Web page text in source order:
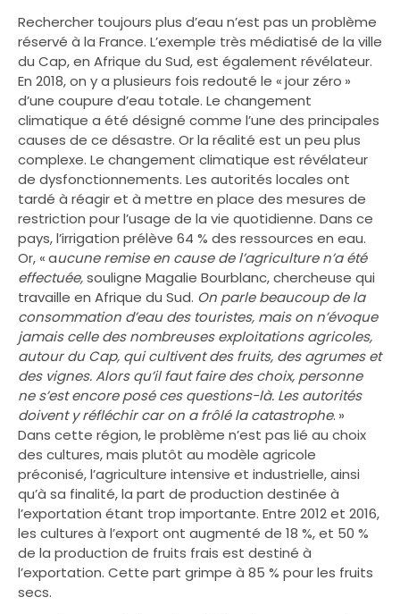
Rechercher toujours plus d’eau n’est pas un problème
réservé à la France. L’exemple très médiatisé de la ville
du Cap, en Afrique du Sud, est également révélateur.
En 2018, on y a plusieurs fois redouté le « jour zéro »
d’une coupure d’eau totale. Le changement
climatique a été désigné comme l’une des principales
causes de ce désastre. Or la réalité est un peu plus
complexe. Le changement climatique est révélateur
de dysfonctionnements. Les autorités locales ont
tardé à réagir et à mettre en place des mesures de
restriction pour l’usage de la vie quotidienne. Dans ce
pays, l’irrigation prélève 64 % des ressources en eau.
Or, « aucune remise en cause de l’agriculture n’a été
effectuée,souligne Magalie Bourblanc, chercheuse qui
travaille en Afrique du Sud. On parle beaucoup de la
consommation d’eau des touristes, mais on n’évoque
jamais celle des nombreuses exploitations agricoles,
autour du Cap, qui cultivent des fruits, des agrumes et
des vignes. Alors qu’il faut faire des choix, personne
ne s’est encore posé ces questions-là. Les autorités
doivent y réfléchir car on a frôlé la catastrophe. »
Dans cette région, le problème n’est pas lié au choix
des cultures, mais plutôt au modèle agricole
préconisé, l’agriculture intensive et industrielle, ainsi
qu’à sa finalité, la part de production destinée à
l’exportation étant trop importante. Entre 2012 et 2016,
les cultures à l’export ont augmenté de 18 %, et 50 %
de la production de fruits frais est destiné à
l’exportation. Cette part grimpe à 85 % pour les fruits
secs.